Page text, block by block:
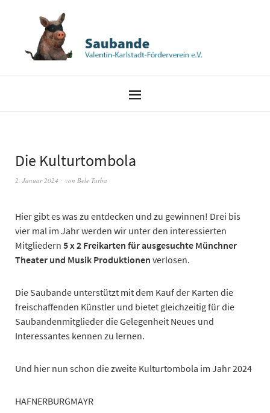
Die Kulturtombola
2. Januar 2024 von Bele Turba
Hier gibt es was zu entdecken und zu gewinnen! Drei bis
vier mal im Jahr werden wir unter den interessierten
Mitgliedern 5 x 2 Freikarten für ausgesuchte Münchner
Theater und Musik Produktionen verlosen.
Die Saubande unterstützt mit dem Kauf der Karten die
freischaffenden Künstler und bietet gleichzeitig für die
Saubandenmitglieder die Gelegenheit Neues und
Interessantes kennen zu lernen.
Und hier nun schon die zweite Kulturtombola im Jahr 2024
HAFNERBURGMAYR